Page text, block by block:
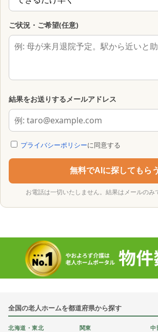
ご状況・ご希望(任意)
結果をお送りするメールアドレス
プライバシーポリシーに同意する
無料でAIに探してもらう
お電話は一切いたしません。結果はメールのみ
全国の老人ホームを都道府県から探す
北海道・東北 関東 中